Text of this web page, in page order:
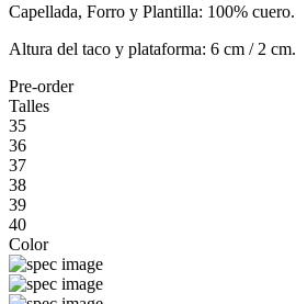
Capellada, Forro y Plantilla: 100% cuero.
Altura del taco y plataforma: 6 cm / 2 cm.
Pre-order
Talles
35
36
37
38
39
40
Color